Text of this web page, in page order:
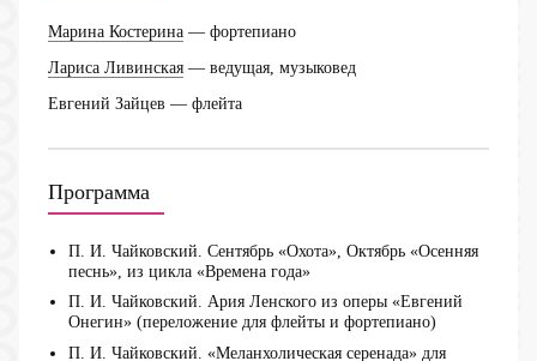
Марина Костерина — фортепиано
Лариса Ливинская — ведущая, музыковед
Евгений Зайцев — флейта
Программа
П. И. Чайковский. Сентябрь «Охота», Октябрь «Осенняя
песнь», из цикла «Времена года»
П. И. Чайковский. Ария Ленского из оперы «Евгений
Онегин» (переложение для флейты и фортепиано)
П. И. Чайковский. «Меланхолическая серенада» для